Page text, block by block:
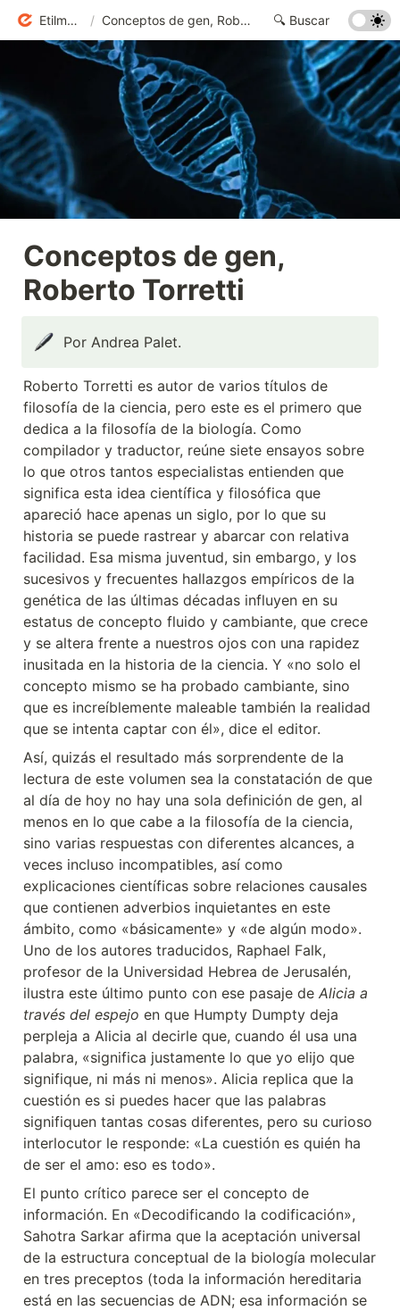
Etilmercurio / Conceptos de gen, Roberto Torretti
Conceptos de gen,
Roberto Torretti
Por Andrea Palet.
Roberto Torretti es autor de varios títulos de
filosofía de la ciencia, pero este es el primero que
dedica a la filosofía de la biología. Como
compilador y traductor, reúne siete ensayos sobre
lo que otros tantos especialistas entienden que
significa esta idea científica y filosófica que
apareció hace apenas un siglo, por lo que su
historia se puede rastrear y abarcar con relativa
facilidad. Esa misma juventud, sin embargo, y los
sucesivos y frecuentes hallazgos empíricos de la
genética de las últimas décadas influyen en su
estatus de concepto fluido y cambiante, que crece
y se altera frente a nuestros ojos con una rapidez
inusitada en la historia de la ciencia. Y «no solo el
concepto mismo se ha probado cambiante, sino
que es increíblemente maleable también la realidad
que se intenta captar con él», dice el editor.
Así, quizás el resultado más sorprendente de la
lectura de este volumen sea la constatación de que
al día de hoy no hay una sola definición de gen, al
menos en lo que cabe a la filosofía de la ciencia,
sino varias respuestas con diferentes alcances, a
veces incluso incompatibles, así como
explicaciones científicas sobre relaciones causales
que contienen adverbios inquietantes en este
ámbito, como «básicamente» y «de algún modo».
Uno de los autores traducidos, Raphael Falk,
profesor de la Universidad Hebrea de Jerusalén,
ilustra este último punto con ese pasaje de Alicia a
través del espejo en que Humpty Dumpty deja
perpleja a Alicia al decirle que, cuando él usa una
palabra, «significa justamente lo que yo elijo que
signifique, ni más ni menos». Alicia replica que la
cuestión es si puedes hacer que las palabras
signifiquen tantas cosas diferentes, pero su curioso
interlocutor le responde: «La cuestión es quién ha
de ser el amo: eso es todo».
El punto crítico parece ser el concepto de
información. En «Decodificando la codificación»,
Sahotra Sarkar afirma que la aceptación universal
de la estructura conceptual de la biología molecular
en tres preceptos (toda la información hereditaria
está en las secuencias de ADN; esa información se